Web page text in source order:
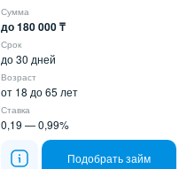
Сумма
до 180 000 ₸
Срок
до 30 дней
Возраст
от 18 до 65 лет
Ставка
0,19 — 0,99%
Подобрать займ